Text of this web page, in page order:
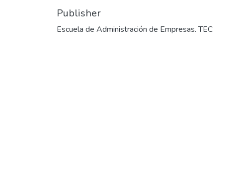
Publisher
Escuela de Administración de Empresas. TEC